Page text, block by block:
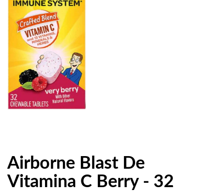
Airborne Blast De
Vitamina C Berry - 32